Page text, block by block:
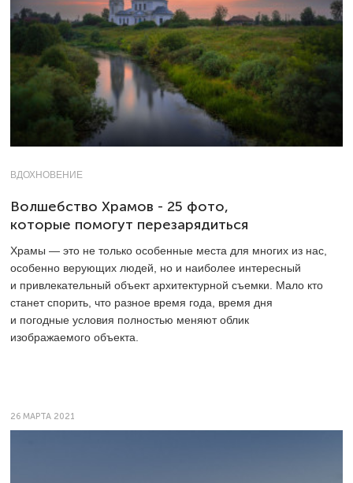
ВДОХНОВЕНИЕ
Волшебство Храмов - 25 фото,
которые помогут перезарядиться
Храмы — это не только особенные места для многих из нас,
особенно верующих людей, но и наиболее интересный
и привлекательный объект архитектурной съемки. Мало кто
станет спорить, что разное время года, время дня
и погодные условия полностью меняют облик
изображаемого объекта.
26 МАРТА 2021